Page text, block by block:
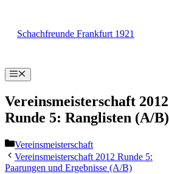
springen
Schachfreunde Frankfurt 1921
Menü
Vereinsmeisterschaft 2012
Runde 5: Ranglisten (A/B)
Kategorien
Vereinsmeisterschaft
Vereinsmeisterschaft 2012 Runde 5:
Paarungen und Ergebnisse (A/B)